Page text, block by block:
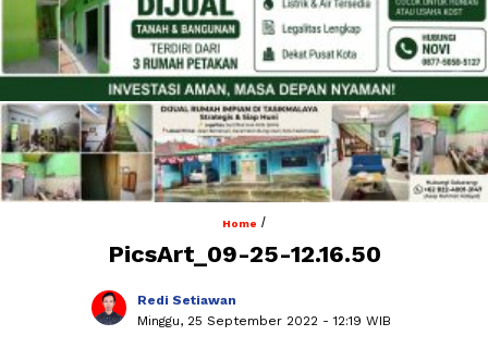
Home /
PicsArt_09-25-12.16.50
Redi Setiawan
Minggu, 25 September 2022 - 12:19 WIB